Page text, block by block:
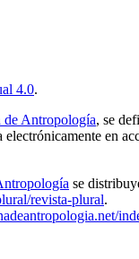
4.0.
de Antropología, se
en
se
revista-plural.